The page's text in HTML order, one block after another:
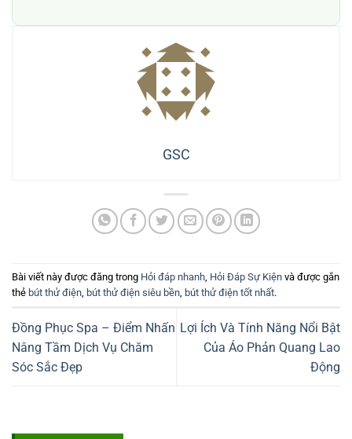
GSC
Bài viết này được đăng trong Hỏi đáp nhanh Hỏi Đáp Sự Kiện và được gắn
thẻ bút thử điện bút thử điện siêu bền bút thử điện tốt nhất.
Đồng Phục Spa – Điểm Nhấn
Nâng Tầm Dịch Vụ Chăm
Sóc Sắc Đẹp
Lợi Ích Và Tính Năng Nổi Bật
Của Áo Phản Quang Lao
Động